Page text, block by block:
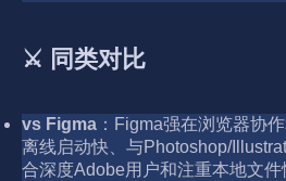
⚔️ 同类对比
vs Figma ：Figma强在浏览器协
离线启动快、与Photoshop/
合深度Adobe用户和注重本地文件